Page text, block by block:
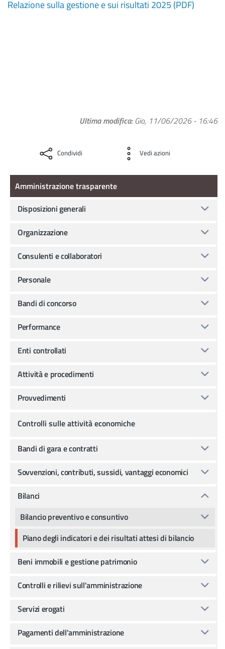
Relazione sulla gestione e sui risultati 2025 (PDF)
Ultima modifica Gio, 11/06/2026 - 16:46
Condividi Vedi azioni
Amministrazione Trasparente
Amministrazione trasparente
Disposizioni generali
Organizzazione
Consulenti e collaboratori
Personale
Bandi di concorso
Performance
Enti controllati
Attività e procedimenti
Provvedimenti
Controlli sulle attività economiche
Bandi di gara e contratti
Sovvenzioni, contributi, sussidi, vantaggi economici
Bilanci
Bilancio preventivo e consuntivo
Piano degli indicatori e dei risultati attesi di bilancio
Beni immobili e gestione patrimonio
Controlli e rilievi sull'amministrazione
Servizi erogati
Pagamenti dell'amministrazione